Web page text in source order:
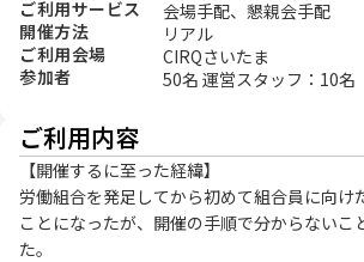
ご利用サービス
会場手配、懇親会手配
開催方法
リアル
ご利用会場
CIRQさいたま
参加者
50名 運営スタッフ：10名
ご利用内容
【開催するに至った経緯】
労働組合を発足してから初めて組合員に向け
ことになったが、開催の手順で分からないこ
た。